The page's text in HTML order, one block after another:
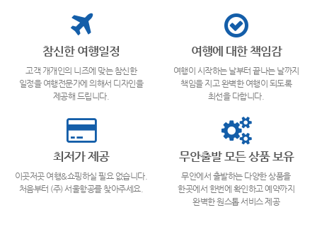
참신한 여행일정
고객 개개인의 니즈에 맞는 참신한
일정을 여행전문가에 의해서 디자인을
제공해 드립니다.
여행에 대한 책임감
여행이 시작하는 날부터 끝나는 날까지
책임을 지고 완벽한 여행이 되도록
최선을 다합니다.
최저가 제공
이곳저곳 여행&쇼핑하실 필요 없습니다.
처음부터 (주) 서울항공를 찾아주세요.
무안출발 모든 상품 보유
무안에서 출발하는 다양한 상품을
한곳에서 한번에 확인하고 예약까지
완벽한 원스톱 서비스 제공